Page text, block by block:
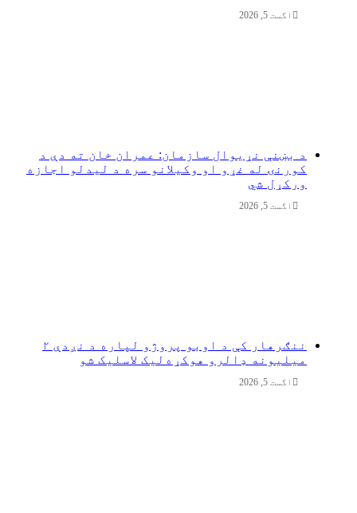
اگست 5, 2026
د بښنې نړیوال سازمان: عمران خان ته دې د
کورنۍ له غړو او وکیلانو سره د لیدلو اجازه
ورکړل شي
اگست 5, 2026
ننګرهار کې د اوبو پروژو لپاره د نږدې ۲
میلیونه ډالرو هوکړه‌لیک لاسلیک شو
اگست 5, 2026